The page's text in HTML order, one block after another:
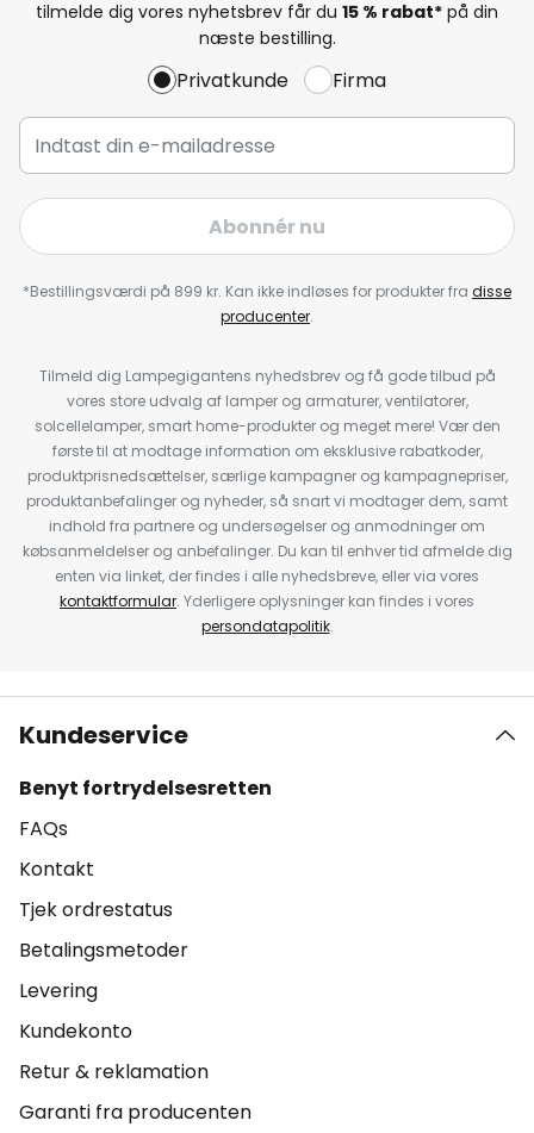
tilmelde dig vores nyhetsbrev får du 15 % rabat* på din
næste bestilling.
Privatkunde Firma
Abonnér nu
*Bestillingsværdi på 899 kr. Kan ikke indløses for produkter fra disse
producenter.
Tilmeld dig Lampegigantens nyhedsbrev og få gode tilbud på
vores store udvalg af lamper og armaturer, ventilatorer,
solcellelamper, smart home-produkter og meget mere! Vær den
første til at modtage information om eksklusive rabatkoder,
produktprisnedsættelser, særlige kampagner og kampagnepriser,
produktanbefalinger og nyheder, så snart vi modtager dem, samt
indhold fra partnere og undersøgelser og anmodninger om
købsanmeldelser og anbefalinger. Du kan til enhver tid afmelde dig
enten via linket, der findes i alle nyhedsbreve, eller via vores
kontaktformular. Yderligere oplysninger kan findes i vores
persondatapolitik.
Kundeservice
Benyt fortrydelsesretten
FAQs
Kontakt
Tjek ordrestatus
Betalingsmetoder
Levering
Kundekonto
Retur & reklamation
Garanti fra producenten